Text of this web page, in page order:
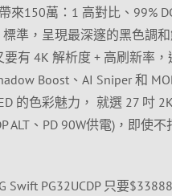
來150萬：1 高對比、99%
標準，呈現最深邃的黑色調
有 4K 解析度 + 高刷新率
Boost、AI Sniper 和
的色彩魅力， 就選 27 吋
ALT、PD 90W供電)，即使
Swift PG32UCDP 只要